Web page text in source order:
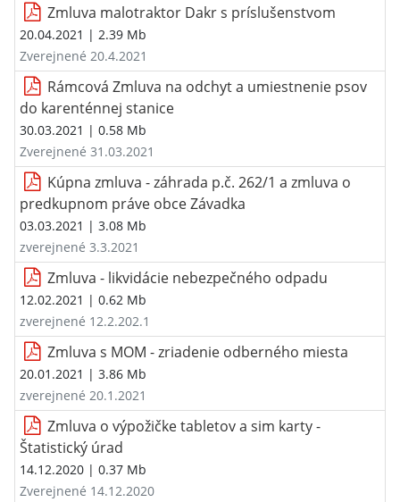
Zmluva malotraktor Dakr s príslušenstvom
20.04.2021 | 2.39 Mb
Zverejnené 20.4.2021
Rámcová Zmluva na odchyt a umiestnenie psov
do karenténnej stanice
30.03.2021 | 0.58 Mb
Zverejnené 31.03.2021
Kúpna zmluva - záhrada p.č. 262/1 a zmluva o
predkupnom práve obce Závadka
03.03.2021 | 3.08 Mb
zverejnené 3.3.2021
Zmluva - likvidácie nebezpečného odpadu
12.02.2021 | 0.62 Mb
zverejnené 12.2.202.1
Zmluva s MOM - zriadenie odberného miesta
20.01.2021 | 3.86 Mb
zverejnené 20.1.2021
Zmluva o výpožičke tabletov a sim karty -
Štatistický úrad
14.12.2020 | 0.37 Mb
Zverejnené 14.12.2020